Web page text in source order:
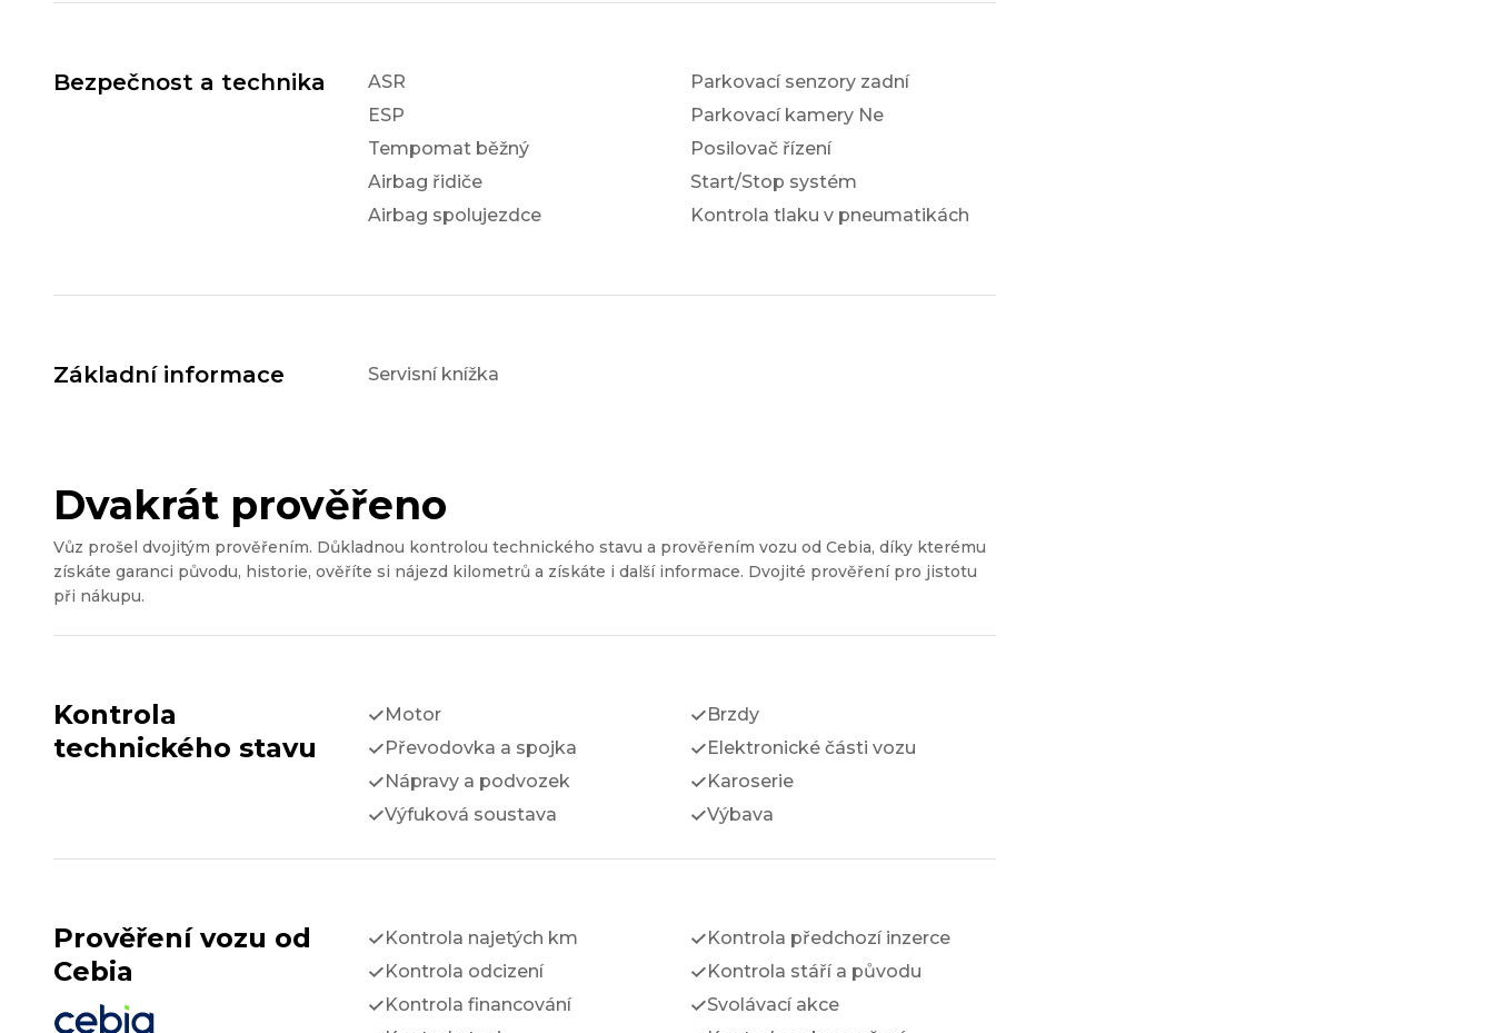
Bezpečnost a technika
ASR
ESP
Tempomat běžný
Airbag řidiče
Airbag spolujezdce
Parkovací senzory zadní
Parkovací kamery Ne
Posilovač řízení
Start/Stop systém
Kontrola tlaku v pneumatikách
Základní informace Servisní knížka
Dvakrát prověřeno
Vůz prošel dvojitým prověřením. Důkladnou kontrolou technického stavu a prověřením vozu od Cebia, díky kterému
získáte garanci původu, historie, ověříte si nájezd kilometrů a získáte i další informace. Dvojité prověření pro jistotu
při nákupu.
Kontrola
technického stavu
Motor
Převodovka a spojka
Nápravy a podvozek
Výfuková soustava
Brzdy
Elektronické části vozu
Karoserie
Výbava
Prověření vozu od
Cebia
Kontrola najetých km
Kontrola odcizení
Kontrola financování
Kontrola předchozí inzerce
Kontrola stáří a původu
Svolávací akce